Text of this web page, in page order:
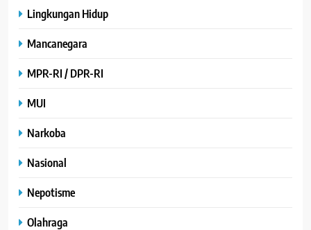
Lingkungan Hidup
Mancanegara
MPR-RI / DPR-RI
MUI
Narkoba
Nasional
Nepotisme
Olahraga